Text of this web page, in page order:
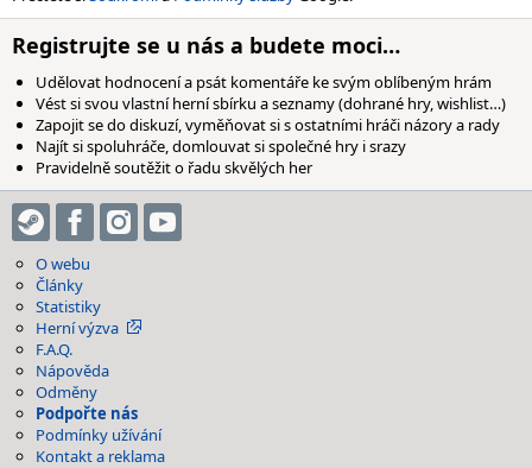
Registrujte se u nás a budete moci…
Udělovat hodnocení a psát komentáře ke svým oblíbeným hrám
Vést si svou vlastní herní sbírku a seznamy (dohrané hry, wishlist…)
Zapojit se do diskuzí, vyměňovat si s ostatními hráči názory a rady
Najít si spoluhráče, domlouvat si společné hry i srazy
Pravidelně soutěžit o řadu skvělých her
O webu
Články
Statistiky
Herní výzva
F.A.Q.
Nápověda
Odměny
Podpořte nás
Podmínky užívání
Kontakt a reklama